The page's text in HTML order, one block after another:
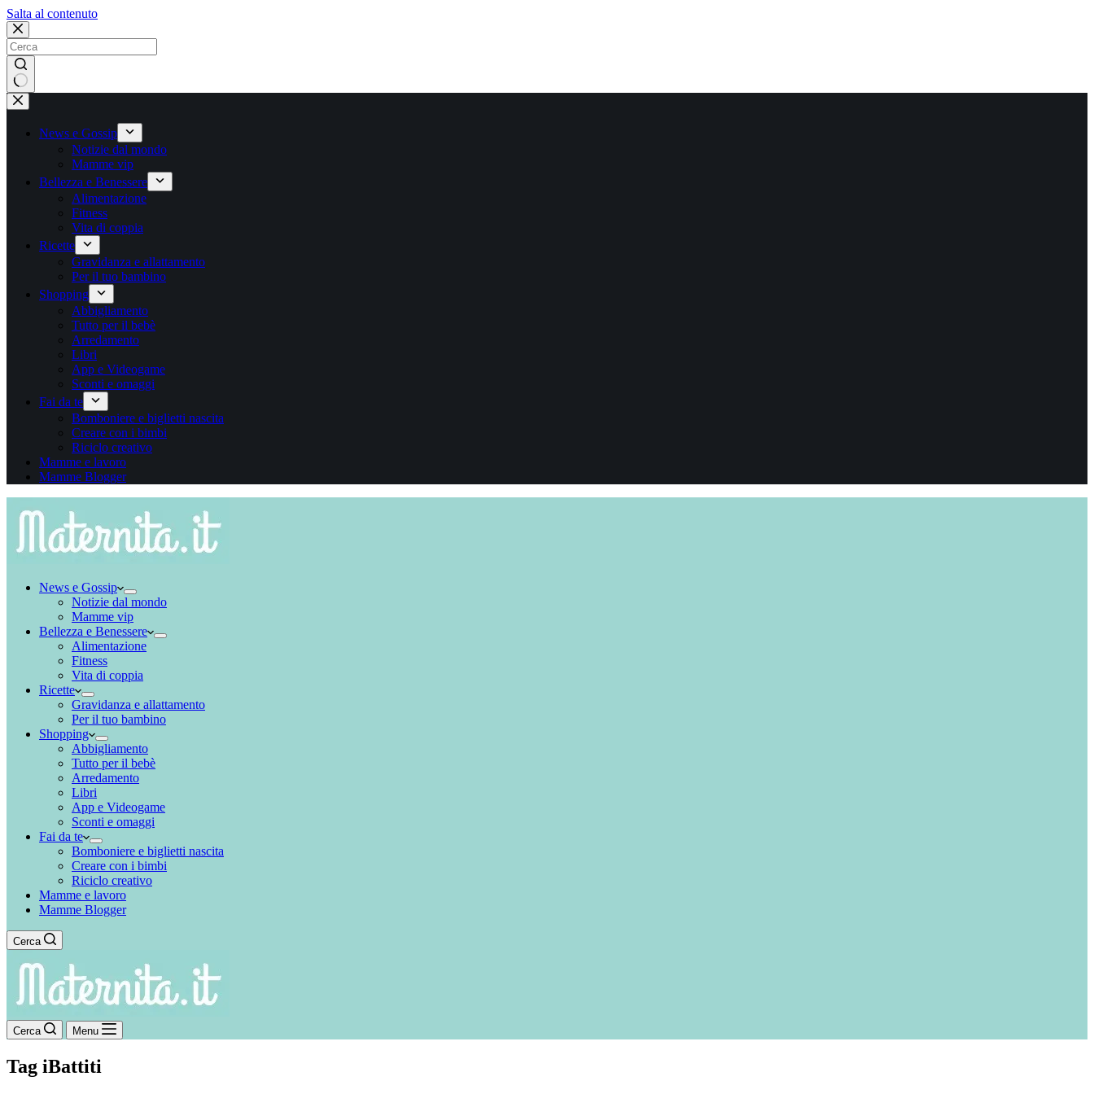
Salta al contenutoSalta
contenuto
Nessun
risultato
News e Gossip
Notizie dal mondo
Mamme vip
Bellezza e Benessere
Alimentazione
Fitness
Vita di coppia
Ricette
Gravidanza e allattamento
Per il tuo bambino
Shopping
Abbigliamento
Tutto per il bebè
Arredamento
Libri
App e Videogame
Sconti e omaggi
Fai da te
Bomboniere e biglietti nascita
Creare con i bimbi
Riciclo creativo
Mamme e lavoro
Mamme Blogger
News e Gossip
Notizie dal mondo
Mamme vip
Bellezza e Benessere
Alimentazione
Fitness
Vita di coppia
Ricette
Gravidanza e allattamento
Per il tuo bambino
Shopping
Abbigliamento
Tutto per il bebè
Arredamento
Libri
App e Videogame
Sconti e omaggi
Fai da te
Bomboniere e biglietti nascita
Creare con i bimbi
Riciclo creativo
Mamme e lavoro
Mamme Blogger
Cerca
Cerca Menu
Tag iBattiti